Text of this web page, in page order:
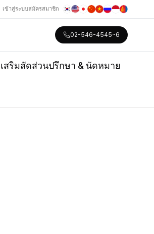
เข้าสู่ระบบสมัครสมาชิก
02-546-4545~6
เสริมสัดส่วนปรึกษา & นัดหมาย